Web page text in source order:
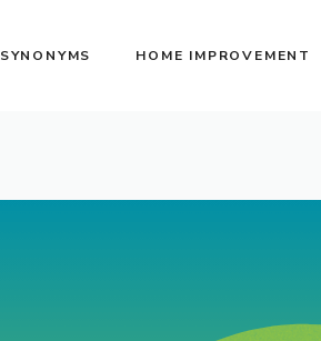
SYNONYMS HOME IMPROVEMENT